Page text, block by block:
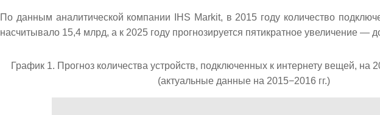
По данным аналитической компании IHS Markit, в 2015 году количество
насчитывало 15,4 млрд, а к 2025 году прогнозируется пятикратное увеличение —
График 1. Прогноз количества устройств, подключенных к интернету вещей, на
(актуальные данные на 2015−2016 гг.)